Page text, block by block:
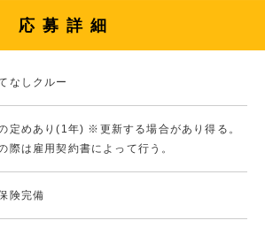
応募詳細
なしクルー
定めあり(1年) ※更新する場合があり得る。
際は雇用契約書によって行う。
険完備